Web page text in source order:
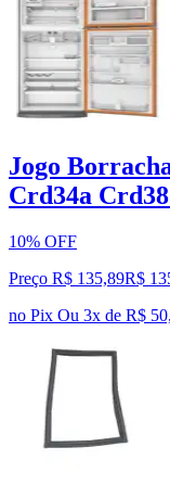
Jogo
Crd34a
10% OFF
Preço R$ 135,89R$
no Pix Ou 3x de R$